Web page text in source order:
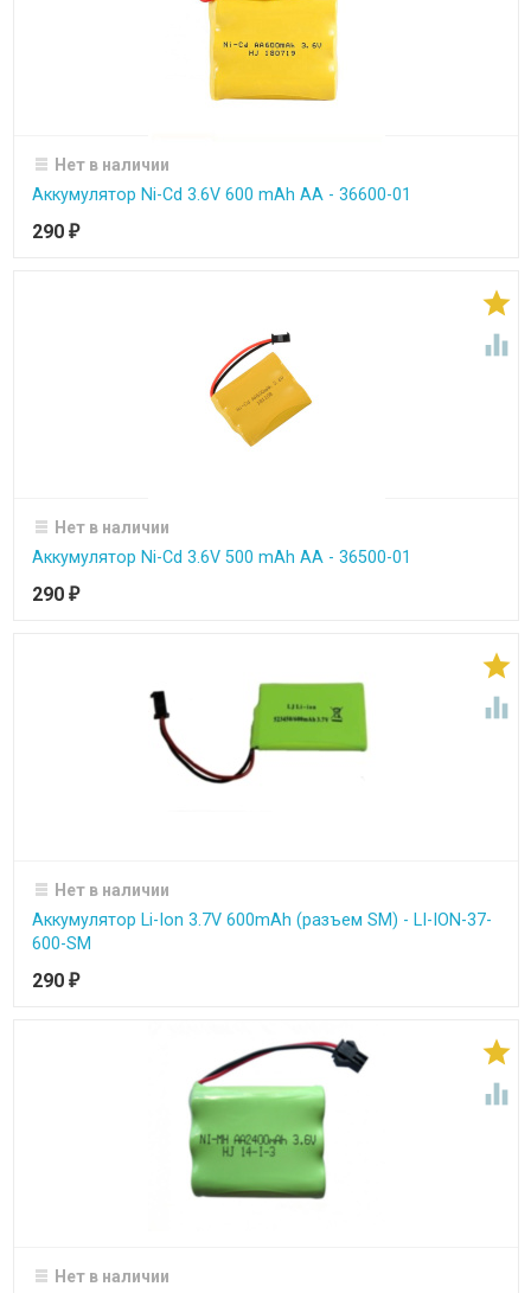
Нет в наличии
Аккумулятор Ni-Cd 3.6V 600 mAh AA - 36600-01
290 ₽


Нет в наличии
Аккумулятор Ni-Cd 3.6V 500 mAh AA - 36500-01
290 ₽


Нет в наличии
Аккумулятор Li-Ion 3.7V 600mAh (разъем SM) - LI-ION-37-
600-SM
290 ₽


Нет в наличии